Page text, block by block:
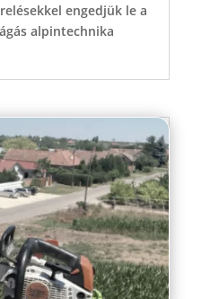
engedjük le a
alpintechnika